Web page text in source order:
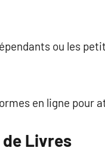
ou les
en ligne pour
Livres